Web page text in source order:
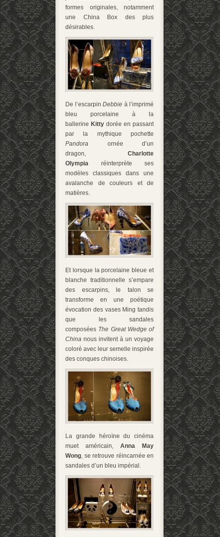
formes originales, notamment
une China Box des plus
désirables.
De l’escarpin Debbie à l’imprimé
bleu porcelaine à la
ballerine Kitty dorée en passant
par la mythique pochette
Pandora ornée d’un
dragon, Charlotte
Olympia réinterprète ses
modèles classiques dans une
avalanche de couleurs et de
matières.
Et lorsque la porcelaine bleue et
blanche traditionnelle s’empare
des escarpins, le talon se
transforme en une poétique
évocation des vases Ming tandis
que les sandales
composées The Great Wedge of
China nous invitent à un voyage
coloré avec leur semelle inspirée
des conques chinoises.
La grande héroïne du cinéma
muet américain, Anna May
Wong, se retrouve réincarnée en
sandales d’un bleu impérial.